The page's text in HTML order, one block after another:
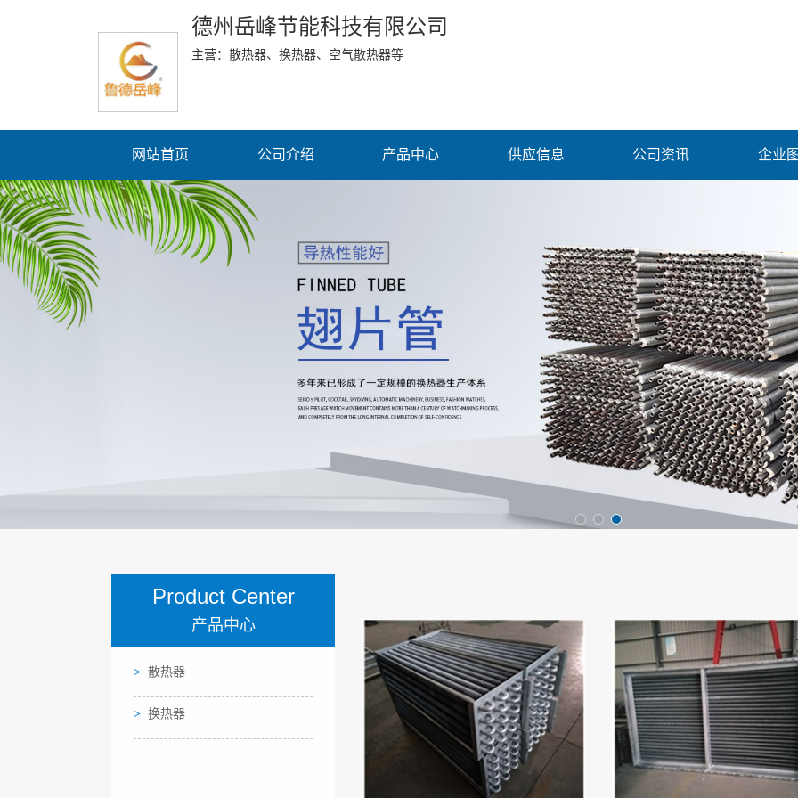
德州岳峰节能科技有限公司
主营：散热器、换热器、空气散热器等
网站首页 公司介绍 产品中心 供应信息 公司资讯 企业
Product Center
产品中心
散热器
换热器